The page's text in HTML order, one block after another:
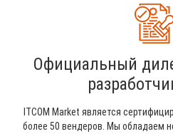
Официальный
ITCOM Market является
более 50 вендеров. Мы обладаем